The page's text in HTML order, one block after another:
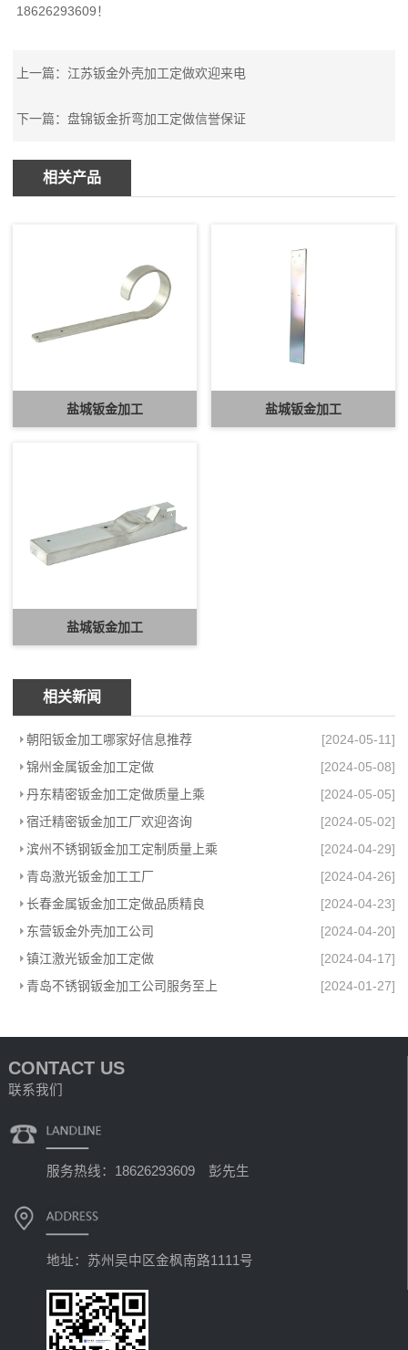
18626293609！
上一篇： 江苏钣金外壳加工定做欢迎来电
下一篇：盘锦钣金折弯加工定做信誉保证
相关产品
盐城钣金加工 盐城钣金加工
盐城钣金加工
相关新闻
朝阳钣金加工哪家好信息推荐
[2024-05-11]
锦州金属钣金加工定做
[2024-05-08]
丹东精密钣金加工定做质量上乘
[2024-05-05]
宿迁精密钣金加工厂欢迎咨询
[2024-05-02]
滨州不锈钢钣金加工定制质量上乘
[2024-04-29]
青岛激光钣金加工工厂
[2024-04-26]
长春金属钣金加工定做品质精良
[2024-04-23]
东营钣金外壳加工公司
[2024-04-20]
镇江激光钣金加工定做
[2024-04-17]
青岛不锈钢钣金加工公司服务至上
[2024-01-27]
CONTACT US
联系我们
服务热线：18626293609 彭先生
地址：苏州吴中区金枫南路1111号